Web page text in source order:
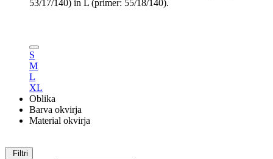
53/17/140) in L (primer: 55/18/140).
S
M
L
XL
Oblika
Barva okvirja
Material okvirja
Filtri